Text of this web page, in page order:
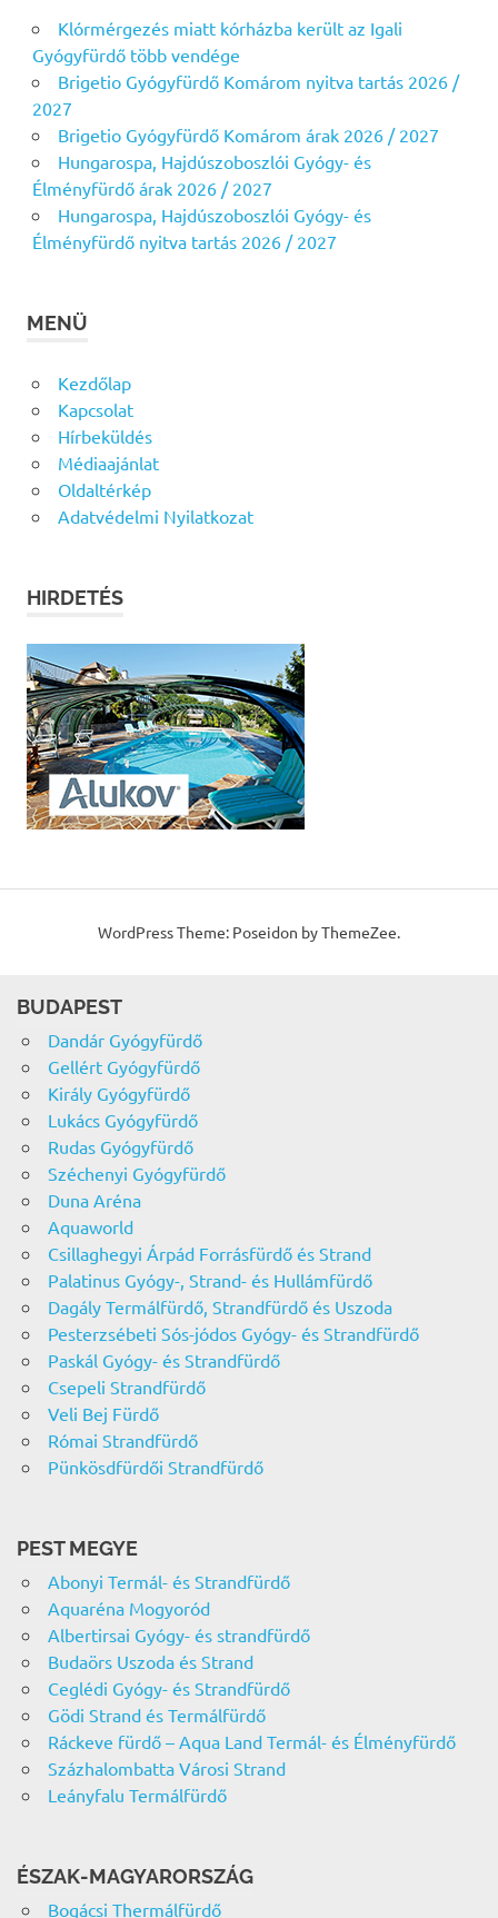
Klórmérgezés miatt kórházba került az Igali
Gyógyfürdő több vendége
Brigetio Gyógyfürdő Komárom nyitva tartás 2026 /
2027
Brigetio Gyógyfürdő Komárom árak 2026 / 2027
Hungarospa, Hajdúszoboszlói Gyógy- és
Élményfürdő árak 2026 / 2027
Hungarospa, Hajdúszoboszlói Gyógy- és
Élményfürdő nyitva tartás 2026 / 2027
MENÜ
Kezdőlap
Kapcsolat
Hírbeküldés
Médiaajánlat
Oldaltérkép
Adatvédelmi Nyilatkozat
HIRDETÉS
WordPress Theme: Poseidon by ThemeZee.
BUDAPEST
Dandár Gyógyfürdő
Gellért Gyógyfürdő
Király Gyógyfürdő
Lukács Gyógyfürdő
Rudas Gyógyfürdő
Széchenyi Gyógyfürdő
Duna Aréna
Aquaworld
Csillaghegyi Árpád Forrásfürdő és Strand
Palatinus Gyógy-, Strand- és Hullámfürdő
Dagály Termálfürdő, Strandfürdő és Uszoda
Pesterzsébeti Sós-jódos Gyógy- és Strandfürdő
Paskál Gyógy- és Strandfürdő
Csepeli Strandfürdő
Veli Bej Fürdő
Római Strandfürdő
Pünkösdfürdői Strandfürdő
PEST MEGYE
Abonyi Termál- és Strandfürdő
Aquaréna Mogyoród
Albertirsai Gyógy- és strandfürdő
Budaörs Uszoda és Strand
Ceglédi Gyógy- és Strandfürdő
Gödi Strand és Termálfürdő
Ráckeve fürdő – Aqua Land Termál- és Élményfürdő
Százhalombatta Városi Strand
Leányfalu Termálfürdő
ÉSZAK-MAGYARORSZÁG
Bogácsi Thermálfürdő